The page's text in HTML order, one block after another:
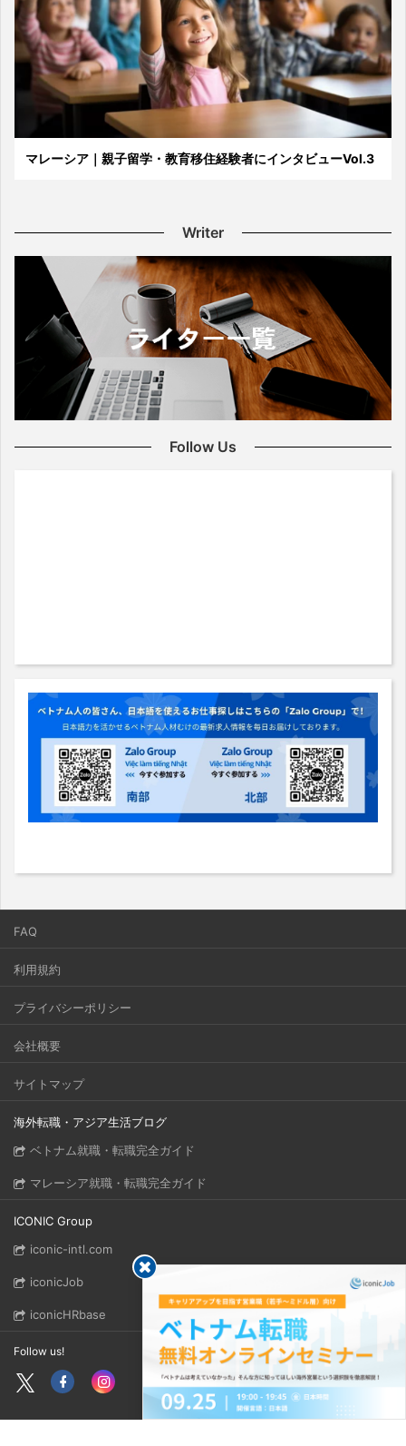
マレーシア｜親子留学・教育移住経験者にインタビューVol.3
Writer
Follow Us
FAQ
利用規約
プライバシーポリシー
会社概要
サイトマップ
海外転職・アジア生活ブログ
ベトナム就職・転職完全ガイド
マレーシア就職・転職完全ガイド
ICONIC Group
iconic-intl.com
iconicJob
iconicHRbase
Follow us!